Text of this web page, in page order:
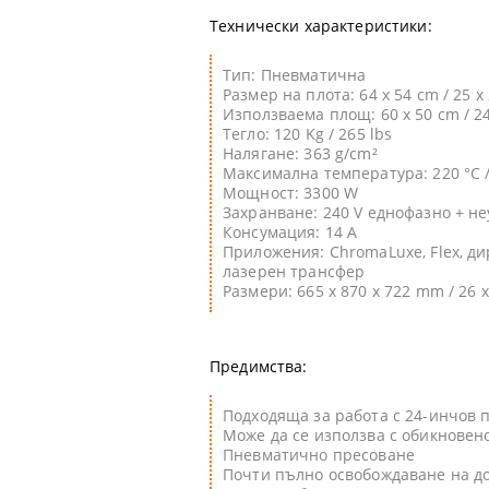
Технически характеристики:
Тип: Пневматична
Размер на плота: 64 x 54 cm / 25 x
Използваема площ: 60 x 50 cm /
Тегло: 120 Kg / 265 lbs
Налягане: 363 g/cm²
Максимална температура: 220 °C
Мощност: 3300 W
Захранване: 240 V еднофазно +
Консумация: 14 A
Приложения: ChromaLuxe, Flex,
лазерен трансфер
Размери: 665 x 870 x 722 mm / 26
Предимства:
Подходяща за работа с 24-инчов
Може да се използва с
Пневматично пресоване
Почти пълно освобождаване на